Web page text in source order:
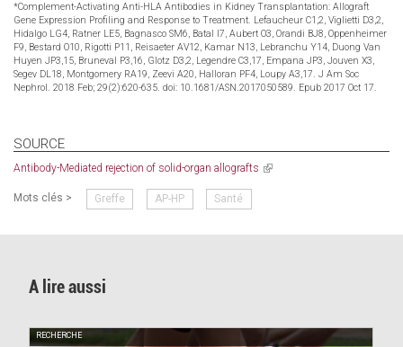
*Complement-Activating Anti-HLA Antibodies in Kidney Transplantation: Allograft
Gene Expression Profiling and Response to Treatment. Lefaucheur C1,2, Viglietti D3,2,
Hidalgo LG4, Ratner LE5, Bagnasco SM6, Batal I7, Aubert O3, Orandi BJ8, Oppenheimer
F9, Bestard O10, Rigotti P11, Reisaeter AV12, Kamar N13, Lebranchu Y14, Duong Van
Huyen JP3,15, Bruneval P3,16, Glotz D3,2, Legendre C3,17, Empana JP3, Jouven X3,
Segev DL18, Montgomery RA19, Zeevi A20, Halloran PF4, Loupy A3,17. J Am Soc
Nephrol. 2018 Feb; 29(2):620-635. doi: 10.1681/ASN.2017050589. Epub 2017 Oct 17.
SOURCE
Antibody-Mediated rejection of solid-organ allografts (link
Mots clés > Greffe AP-HP Santé
A lire aussi
RECHERCHE